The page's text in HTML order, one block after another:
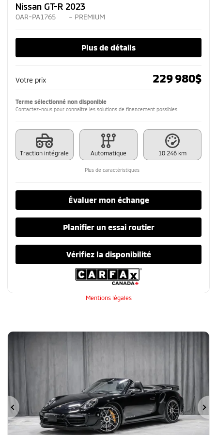
Nissan GT-R 2023
OAR-PA1765 – PREMIUM
Plus de détails
Votre prix 229 980$
Terme sélectionné non disponible
Contactez-nous pour connaître les solutions de financement possibles
Traction intégrale Automatique 10 246 km
Plus de caractéristiques
Évaluer mon échange
Planifier un essai routier
Vérifiez la disponibilité
Mentions légales
Précédent